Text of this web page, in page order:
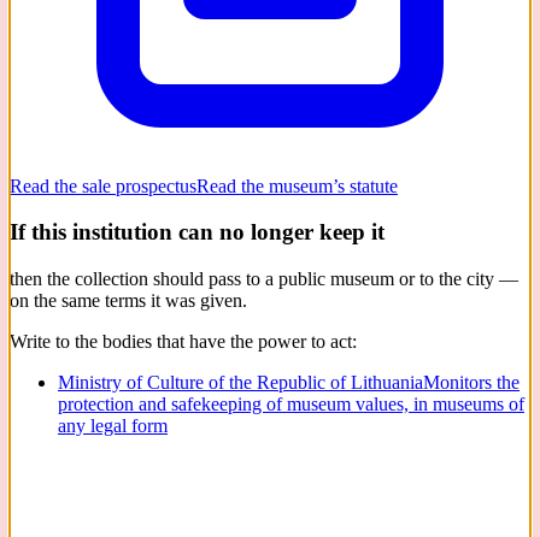
Read the sale prospectusRead the museum’s statute
If this institution can no longer keep it
then the collection should pass to a public museum or to the city —
on the same terms it was given.
Write to the bodies that have the power to act:
Ministry of Culture of the Republic of LithuaniaMonitors the
protection and safekeeping of museum values, in museums of
any legal form